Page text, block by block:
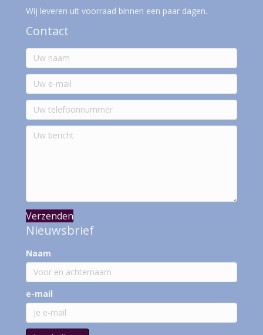
Wij leveren uit voorraad binnen een paar dagen.
Contact
Verzenden
Nieuwsbrief
Naam
e-mail